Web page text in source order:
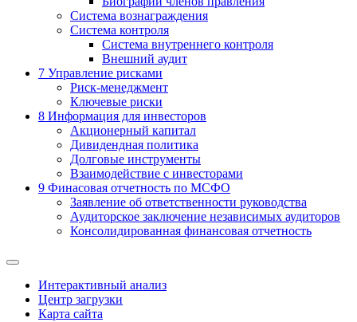
Система вознаграждения
Система контроля
Система внутреннего контроля
Внешний аудит
7 Управление рисками
Риск-менеджмент
Ключевые риски
8 Информация для инвесторов
Акционерный капитал
Дивидендная политика
Долговые инструменты
Взаимодействие с инвеcторами
9 Финасовая отчетность по МСФО
Заявление об ответственности руководства
Аудиторское заключение независимых аудиторов
Консолидированная финансовая отчетность
Интерактивный анализ
Центр загрузки
Карта сайта